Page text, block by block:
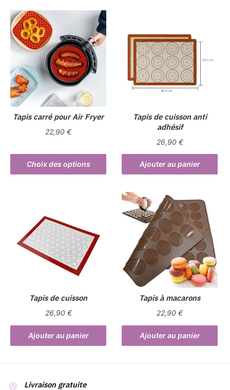
Tapis carré pour Air Fryer
22,90€
Choix des options
produit
a
options
peuvent
être
choisies
sur
page
du
produit
Tapis de cuisson anti
adhésif
26,90 €
Ajouter au panier
Tapis de cuisson
26,90 €
Ajouter au panier
Tapis à macarons
22,90€
Ajouter au panier
Livraison gratuite